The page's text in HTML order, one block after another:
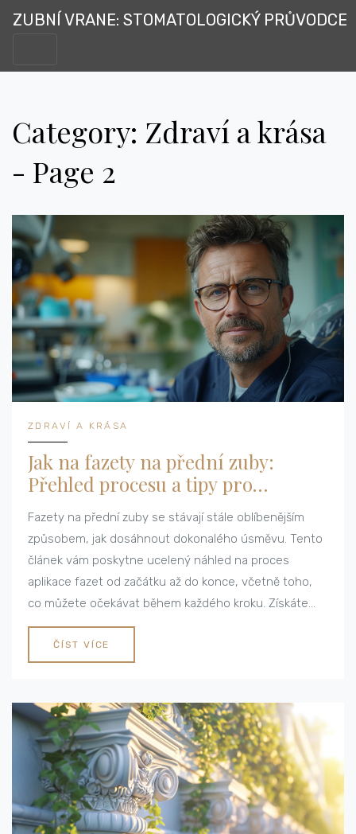
ZUBNÍ VRANE: STOMATOLOGICKÝ PRŮVODCE
Category: Zdraví a krása
- Page 2
ZDRAVÍ A KRÁSA
Jak na fazety na přední zuby:
Přehled procesu a tipy pro
dokonalý úsměv
Fazety na přední zuby se stávají stále oblíbenějším
způsobem, jak dosáhnout dokonalého úsměvu. Tento
článek vám poskytne ucelený náhled na proces
aplikace fazet od začátku až do konce, včetně toho,
co můžete očekávat během každého kroku. Získáte
užitečné tipy, jak se připravit na tento zákrok, jak
pečovat o své nové fazety a jaké výhody toto
estetické řešení nabízí. Přečtěte si tento článek a
úsměv.
ČÍST VÍCE